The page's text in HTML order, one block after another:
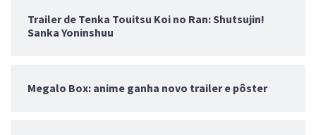
Trailer de Tenka Touitsu Koi no Ran: Shutsujin!
Sanka Yoninshuu
Megalo Box: anime ganha novo trailer e pôster